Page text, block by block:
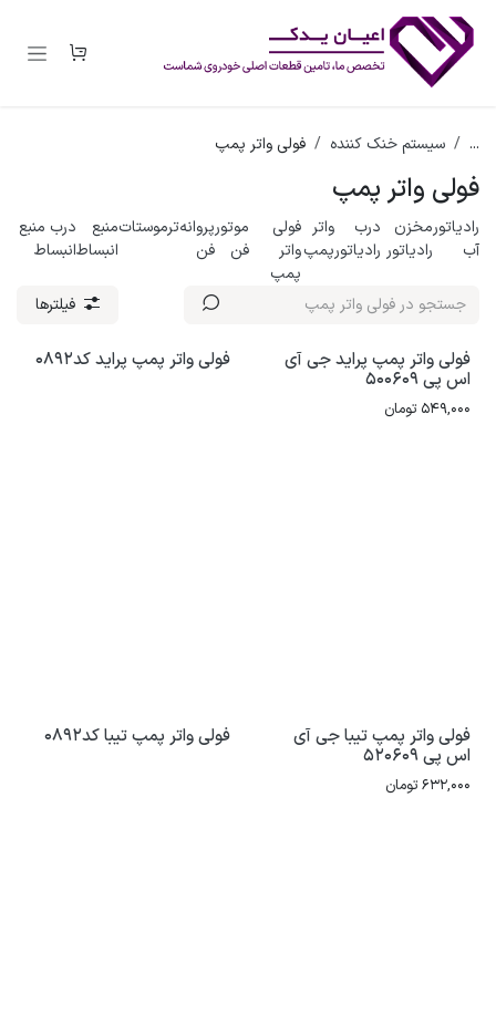
... سیستم خنک کننده فولی واتر پمپ
فولی واتر پمپ
رادیاتور
آب
مخزن
رادیاتور
درب
رادیاتور
واتر
پمپ
فولی
واتر
پمپ
موتور
فن
پروانه
فن
ترموستاتمنبع
انبساط
درب منبع
انبساط
فیلترها
فولی واتر پمپ پراید جی آی
اس پی 500609
549,000 تومان
فولی واتر پمپ پراید کد0892
فولی واتر پمپ تیبا جی آی
اس پی 520609
632,000 تومان
فولی واتر پمپ تیبا کد0892